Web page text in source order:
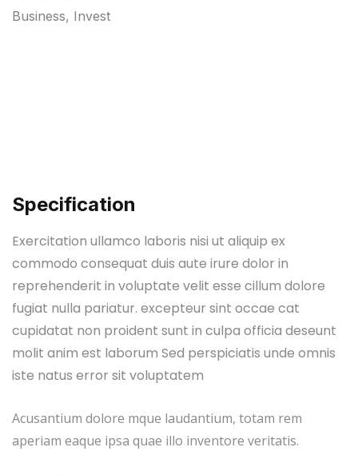
Business, Invest
Specification
Exercitation ullamco laboris nisi ut aliquip ex
commodo consequat duis aute irure dolor in
reprehenderit in voluptate velit esse cillum dolore
fugiat nulla pariatur. excepteur sint occae cat
cupidatat non proident sunt in culpa officia deseunt
molit anim est laborum Sed perspiciatis unde omnis
iste natus error sit voluptatem
Acusantium dolore mque laudantium, totam rem
aperiam eaque ipsa quae illo inventore veritatis.